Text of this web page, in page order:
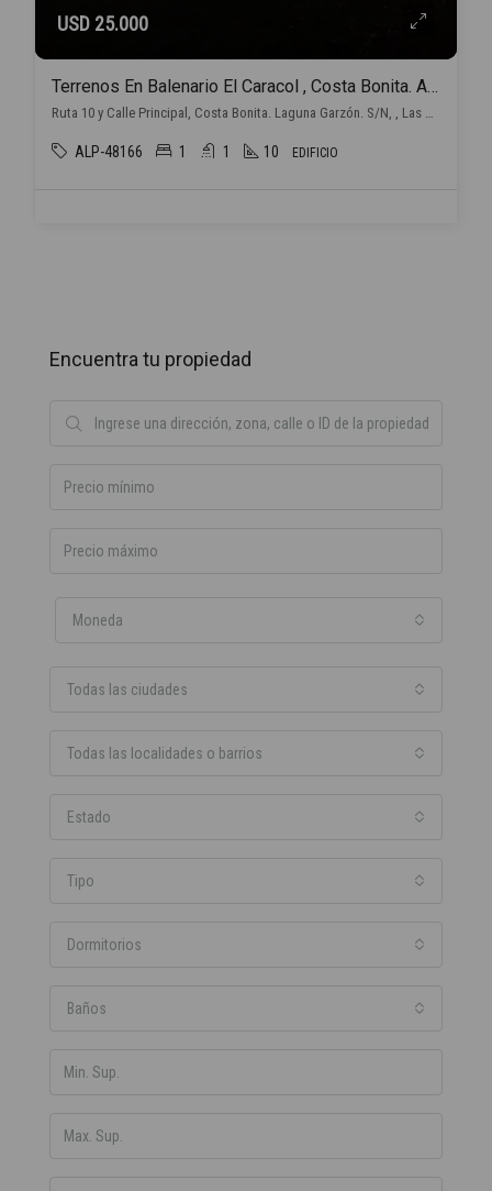
USD 25.000
Terrenos En Balenario El Caracol , Costa Bonita. A 25 Min De José Ignacio.
Ruta 10 y Calle Principal, Costa Bonita. Laguna Garzón. S/N, , Las Garzas
ALP-48166 1 1 10 EDIFICIO
Encuentra tu propiedad
Moneda
Todas las ciudades
Todas las localidades o barrios
Estado
Tipo
Dormitorios
Baños